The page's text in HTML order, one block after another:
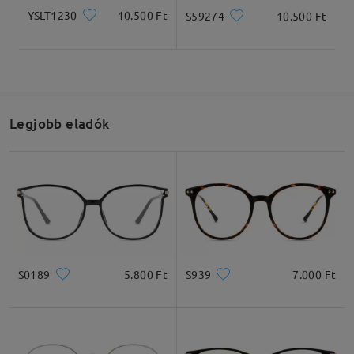
YSLT1230 10.500 Ft S59274 10.500 Ft
Legjobb eladók
S0189 5.800 Ft S939 7.000 Ft